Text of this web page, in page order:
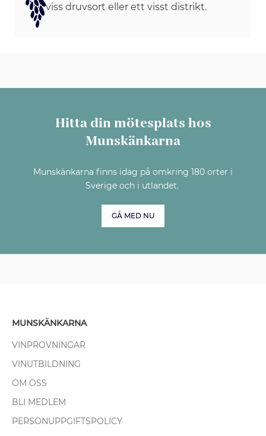
viss druvsort eller ett visst distrikt.
Hitta din mötesplats hos
Munskänkarna
Munskänkarna finns idag på omkring 180 orter i
Sverige och i utlandet.
GÅ MED NU
MUNSKÄNKARNA
VINPROVNINGAR
VINUTBILDNING
OM OSS
BLI MEDLEM
PERSONUPPGIFTSPOLICY